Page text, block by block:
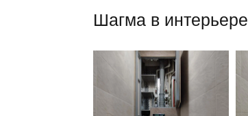
Шагма в интерьере